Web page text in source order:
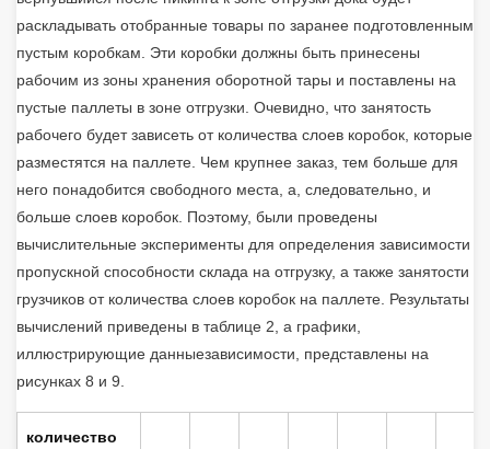
раскладывать отобранные товары по заранее подготовленным
пустым коробкам. Эти коробки должны быть принесены
рабочим из зоны хранения оборотной тары и поставлены на
пустые паллеты в зоне отгрузки. Очевидно, что занятость
рабочего будет зависеть от количества слоев коробок, которые
разместятся на паллете. Чем крупнее заказ, тем больше для
него понадобится свободного места, а, следовательно, и
больше слоев коробок. Поэтому, были проведены
вычислительные эксперименты для определения зависимости
пропускной способности склада на отгрузку, а также занятости
грузчиков от количества слоев коробок на паллете. Результаты
вычислений приведены в таблице 2, а графики,
иллюстрирующие данныезависимости, представлены на
рисунках 8 и 9.
количество